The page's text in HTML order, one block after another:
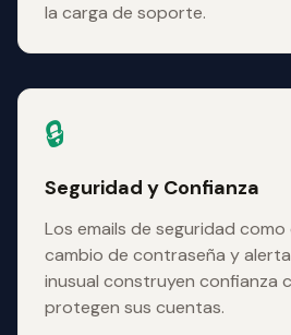
la carga de soporte.
🔒
Seguridad y Confianza
Los emails de seguridad
cambio de contraseña y
inusual construyen confianza
protegen sus cuentas.